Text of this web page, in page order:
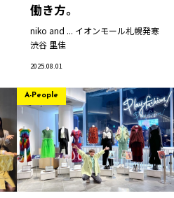
働き方。
niko and ... イオンモール札幌発寒
渋谷 里佳
2025.08.01
A-People